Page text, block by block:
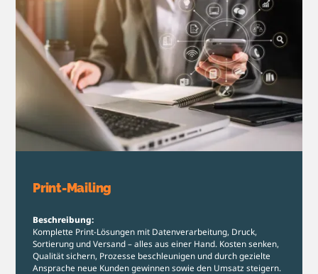
Print-Mailing
Beschreibung:
Komplette Print-Lösungen mit Datenverarbeitung, Druck,
Sortierung und Versand – alles aus einer Hand. Kosten senken,
Qualität sichern, Prozesse beschleunigen und durch gezielte
Ansprache neue Kunden gewinnen sowie den Umsatz steigern.